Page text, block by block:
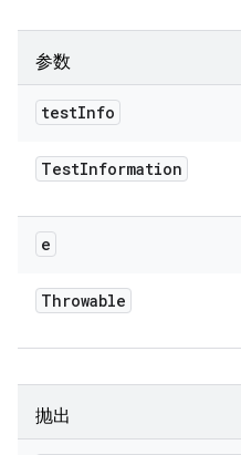
参数
testInfo
TestInformation
e
Throwable
抛出